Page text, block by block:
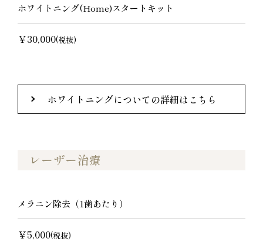
ホワイトニング(Home)スタートキット
￥30,000(税抜)
ホワイトニングについての詳細はこちら
レーザー治療
メラニン除去（1歯あたり）
￥5,000(税抜)